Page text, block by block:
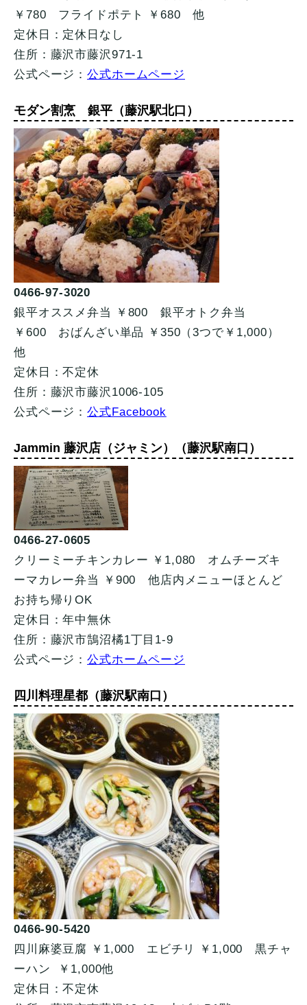
￥780 フライドポテト ￥680 他
定休日：定休日なし
住所：藤沢市藤沢971-1
公式ページ：公式ホームページ
モダン割烹 銀平（藤沢駅北口）
0466-97-3020
銀平オススメ弁当 ￥800 銀平オトク弁当
￥600 おばんざい単品 ￥350（3つで￥1,000）
他
定休日：不定休
住所：藤沢市藤沢1006-105
公式ページ：公式Facebook
Jammin 藤沢店（ジャミン）（藤沢駅南口）
0466-27-0605
クリーミーチキンカレー ￥1,080 オムチーズキ
ーマカレー弁当 ￥900 他店内メニューほとんど
お持ち帰りOK
定休日：年中無休
住所：藤沢市鵠沼橘1丁目1-9
公式ページ：公式ホームページ
四川料理星都（藤沢駅南口）
0466-90-5420
四川麻婆豆腐 ￥1,000 エビチリ ￥1,000 黒チャ
ーハン ￥1,000他
定休日：不定休